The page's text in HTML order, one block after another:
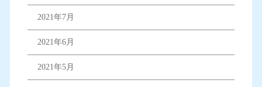
2021年7月
2021年6月
2021年5月